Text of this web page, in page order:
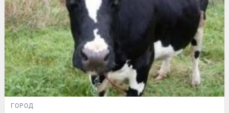
ГОРОД